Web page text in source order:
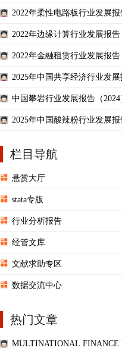
2022年柔性电路板行业发展报
2022年边缘计算行业发展报告
2022年金融租赁行业发展报告
2025年中国共享经济行业发
中国攀岩行业发展报告（2024
2025年中国酸辣粉行业发展报
栏目导航
悬赏大厅
stata专版
行业分析报告
经管文库
文献求助专区
数据交流中心
热门文章
MULTINATIONAL FINANCE